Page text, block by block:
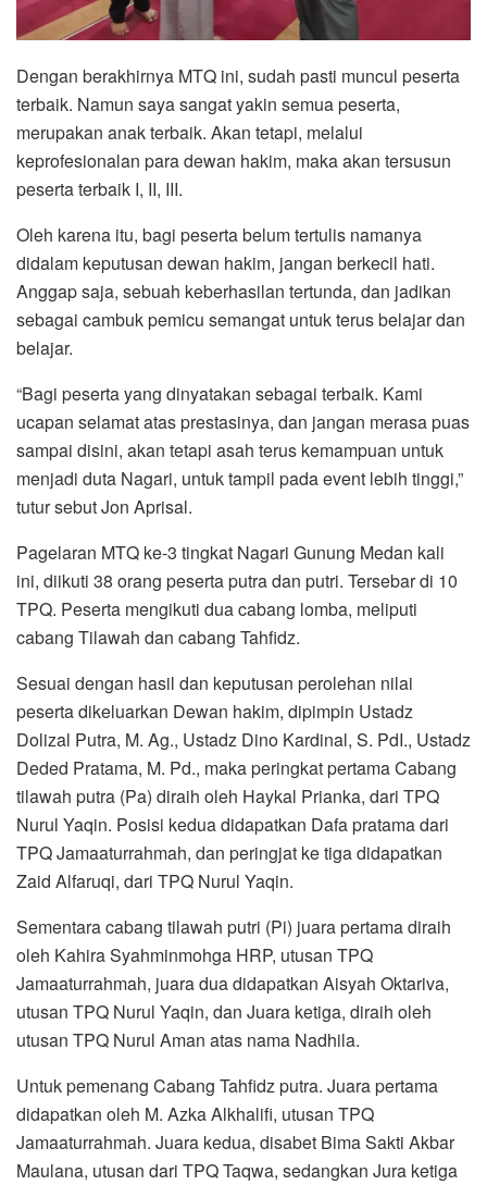
Dengan berakhirnya MTQ ini, sudah pasti muncul peserta
terbaik. Namun saya sangat yakin semua peserta,
merupakan anak terbaik. Akan tetapi, melalui
keprofesionalan para dewan hakim, maka akan tersusun
peserta terbaik I, II, III.
Oleh karena itu, bagi peserta belum tertulis namanya
didalam keputusan dewan hakim, jangan berkecil hati.
Anggap saja, sebuah keberhasilan tertunda, dan jadikan
sebagai cambuk pemicu semangat untuk terus belajar dan
belajar.
“Bagi peserta yang dinyatakan sebagai terbaik. Kami
ucapan selamat atas prestasinya, dan jangan merasa puas
sampai disini, akan tetapi asah terus kemampuan untuk
menjadi duta Nagari, untuk tampil pada event lebih tinggi,”
tutur sebut Jon Aprisal.
Pagelaran MTQ ke-3 tingkat Nagari Gunung Medan kali
ini, diikuti 38 orang peserta putra dan putri. Tersebar di 10
TPQ. Peserta mengikuti dua cabang lomba, meliputi
cabang Tilawah dan cabang Tahfidz.
Sesuai dengan hasil dan keputusan perolehan nilai
peserta dikeluarkan Dewan hakim, dipimpin Ustadz
Dolizal Putra, M. Ag., Ustadz Dino Kardinal, S. PdI., Ustadz
Deded Pratama, M. Pd., maka peringkat pertama Cabang
tilawah putra (Pa) diraih oleh Haykal Prianka, dari TPQ
Nurul Yaqin. Posisi kedua didapatkan Dafa pratama dari
TPQ Jamaaturrahmah, dan peringjat ke tiga didapatkan
Zaid Alfaruqi, dari TPQ Nurul Yaqin.
Sementara cabang tilawah putri (Pi) juara pertama diraih
oleh Kahira Syahminmohga HRP, utusan TPQ
Jamaaturrahmah, juara dua didapatkan Aisyah Oktariva,
utusan TPQ Nurul Yaqin, dan Juara ketiga, diraih oleh
utusan TPQ Nurul Aman atas nama Nadhila.
Untuk pemenang Cabang Tahfidz putra. Juara pertama
didapatkan oleh M. Azka Alkhalifi, utusan TPQ
Jamaaturrahmah. Juara kedua, disabet Bima Sakti Akbar
Maulana, utusan dari TPQ Taqwa, sedangkan Jura ketiga